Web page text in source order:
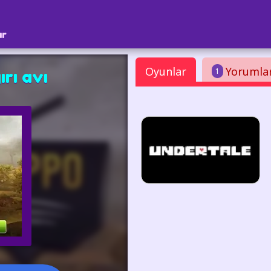
avı Oyunlar 1